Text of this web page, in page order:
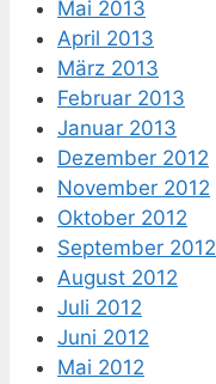
Mai 2013
April 2013
März 2013
Februar 2013
Januar 2013
Dezember 2012
November 2012
Oktober 2012
September 2012
August 2012
Juli 2012
Juni 2012
Mai 2012